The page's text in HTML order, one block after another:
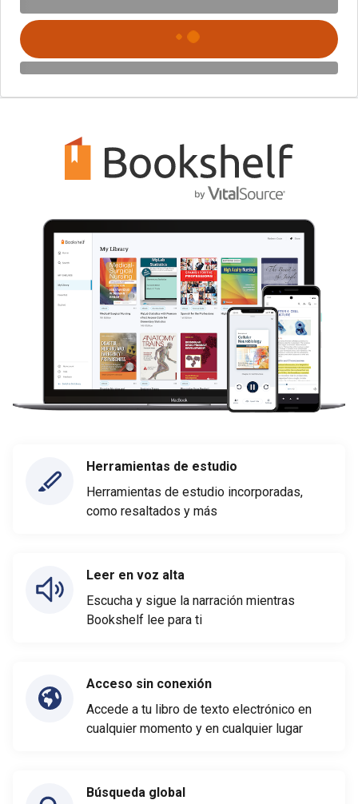
Herramientas de estudio
Herramientas de estudio incorporadas,
como resaltados y más
Leer en voz alta
Escucha y sigue la narración mientras
Bookshelf lee para ti
Acceso sin conexión
Accede a tu libro de texto electrónico en
cualquier momento y en cualquier lugar
Búsqueda global